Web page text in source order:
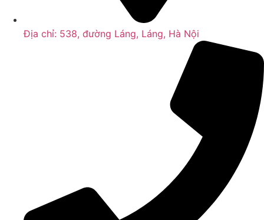
Địa chỉ: 538, đường Láng, Láng, Hà Nội